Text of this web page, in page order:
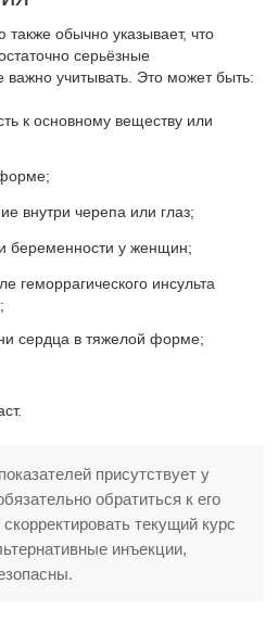
обычно указывает, что
серьёзные
важно учитывать. Это может быть:
к основному веществу или
внутри черепа или глаз;
беременности у женщин;
геморрагического инсульта
сердца в тяжелой форме;
присутствует у
обратиться к его
текущий курс
инъекции,